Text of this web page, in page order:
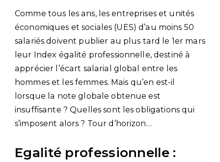
Comme tous les ans, les entreprises et unités
économiques et sociales (UES) d’au moins 50
salariés doivent publier au plus tard le 1er mars
leur Index égalité professionnelle, destiné à
apprécier l’écart salarial global entre les
hommes et les femmes. Mais qu’en est-il
lorsque la note globale obtenue est
insuffisante ? Quelles sont les obligations qui
s’imposent alors ? Tour d’horizon…
Egalité professionnelle :